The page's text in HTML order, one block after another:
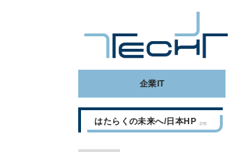
企業IT
はたらくの未来へ/日本HP